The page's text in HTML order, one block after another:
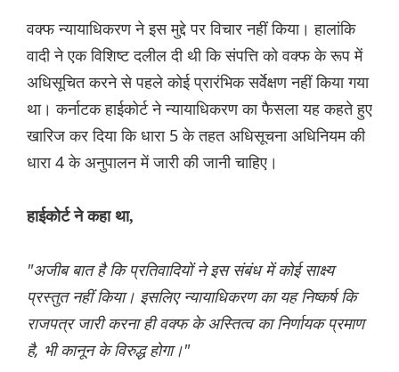
वक्फ न्यायाधिकरण ने इस मुद्दे पर विचार नहीं किया। हालांकि
वादी ने एक विशिष्ट दलील दी थी कि संपत्ति को वक्फ के रूप में
अधिसूचित करने से पहले कोई प्रारंभिक सर्वेक्षण नहीं किया गया
था। कर्नाटक हाईकोर्ट ने न्यायाधिकरण का फैसला यह कहते हुए
खारिज कर दिया कि धारा 5 के तहत अधिसूचना अधिनियम की
धारा 4 के अनुपालन में जारी की जानी चाहिए।
हाईकोर्ट ने कहा था,
"अजीब बात है कि प्रतिवादियों ने इस संबंध में कोई साक्ष्य
प्रस्तुत नहीं किया। इसलिए न्यायाधिकरण का यह निष्कर्ष कि
राजपत्र जारी करना ही वक्फ के अस्तित्व का निर्णायक प्रमाण
है, भी कानून के विरुद्ध होगा।"